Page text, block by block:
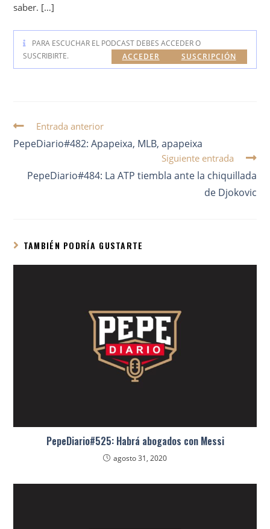
saber. […]
PARA ESCUCHAR EL PODCAST DEBES ACCEDER O
SUSCRIBIRTE.
SUSCRIPCIÓN
ACCEDER
Entrada anterior
PepeDiario#482: Apapeixa, MLB, apapeixa
Siguiente entrada
PepeDiario#484: La ATP tiembla ante la chiquillada
de Djokovic
TAMBIÉN PODRÍA GUSTARTE
PepeDiario#525: Habrá abogados con Messi
agosto 31, 2020